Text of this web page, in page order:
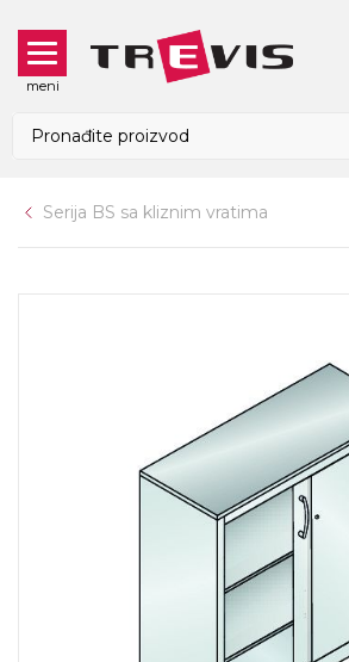
meni
Serija BS sa kliznim vratima